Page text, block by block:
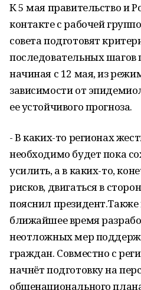
К 5 мая правительство и
контакте с рабочей
совета подготовят
последовательных шагов
начиная с 12 мая, из
зависимости от
ее устойчивого прогноза.
- В каких-то регионах
необходимо будет пока
усилить, а в каких-то,
рисков, двигаться в
пояснил президент.Также
ближайшее время
неотложных мер
граждан. Совместно с
начнёт подготовку на
общенационального